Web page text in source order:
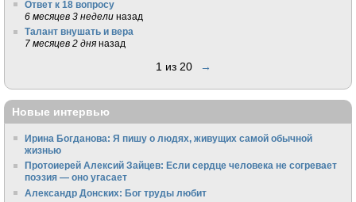
Ответ к 18 вопросу
6 месяцев 3 недели назад
Талант внушать и вера
7 месяцев 2 дня назад
1 из 20 →
Новые интервью
Ирина Богданова: Я пишу о людях, живущих самой обычной
жизнью
Протоиерей Алексий Зайцев: Если сердце человека не согревает
поэзия — оно угасает
Александр Донских: Бог труды любит